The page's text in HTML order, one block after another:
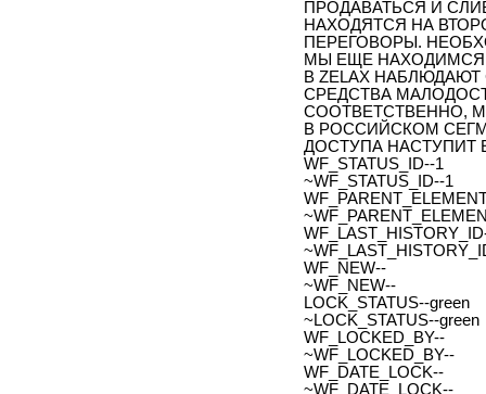
ПРОДАВАТЬСЯ И
НАХОДЯТСЯ НА
ПЕРЕГОВОРЫ.
МЫ ЕЩЕ НАХОДИМСЯ
В ZELAX
СРЕДСТВА
СООТВЕТСТВЕННО,
В РОССИЙСКОМ
ДОСТУПА НАСТУПИТ
WF_STATUS_ID--1
~WF_STATUS_ID--1
WF_NEW--
~WF_NEW--
LOCK_STATUS--green
~LOCK_STATUS--green
WF_LOCKED_BY--
~WF_LOCKED_BY--
WF_DATE_LOCK--
~WF_DATE_LOCK--